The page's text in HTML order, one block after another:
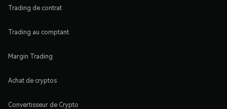
Trading de contrat
Trading au comptant
Margin Trading
Achat de cryptos
Convertisseur de Crypto